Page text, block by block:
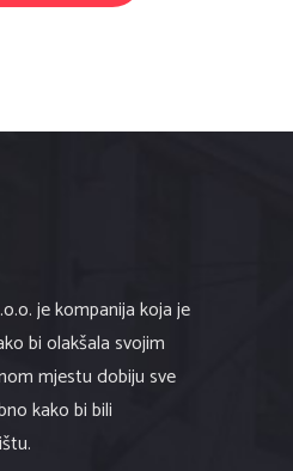
je kompanija koja je
bi olakšala svojim
mjestu dobiju sve
kako bi bili